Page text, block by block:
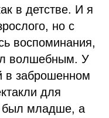
в детстве. И я
но с
воспоминания,
волшебным. У
в заброшенном
для
был младше, а